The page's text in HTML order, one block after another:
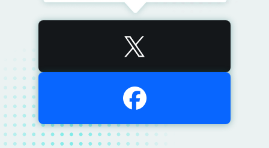
結婚相談所ハピマリ新潟　有田正浩
婚活エプーズモア　小野里ちゃこ
011
ゴンちゃんの結婚相談所　権藤英士
012 茨城県
アンジュウエディング　来田喜巳